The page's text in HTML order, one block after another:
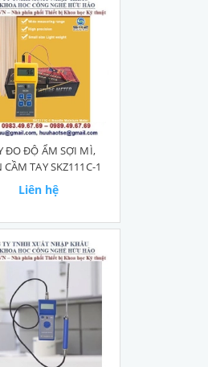
ĐO ĐỘ ẨM SỢI MÌ,
CẦM TAY SKZ111C-1
Liên hệ